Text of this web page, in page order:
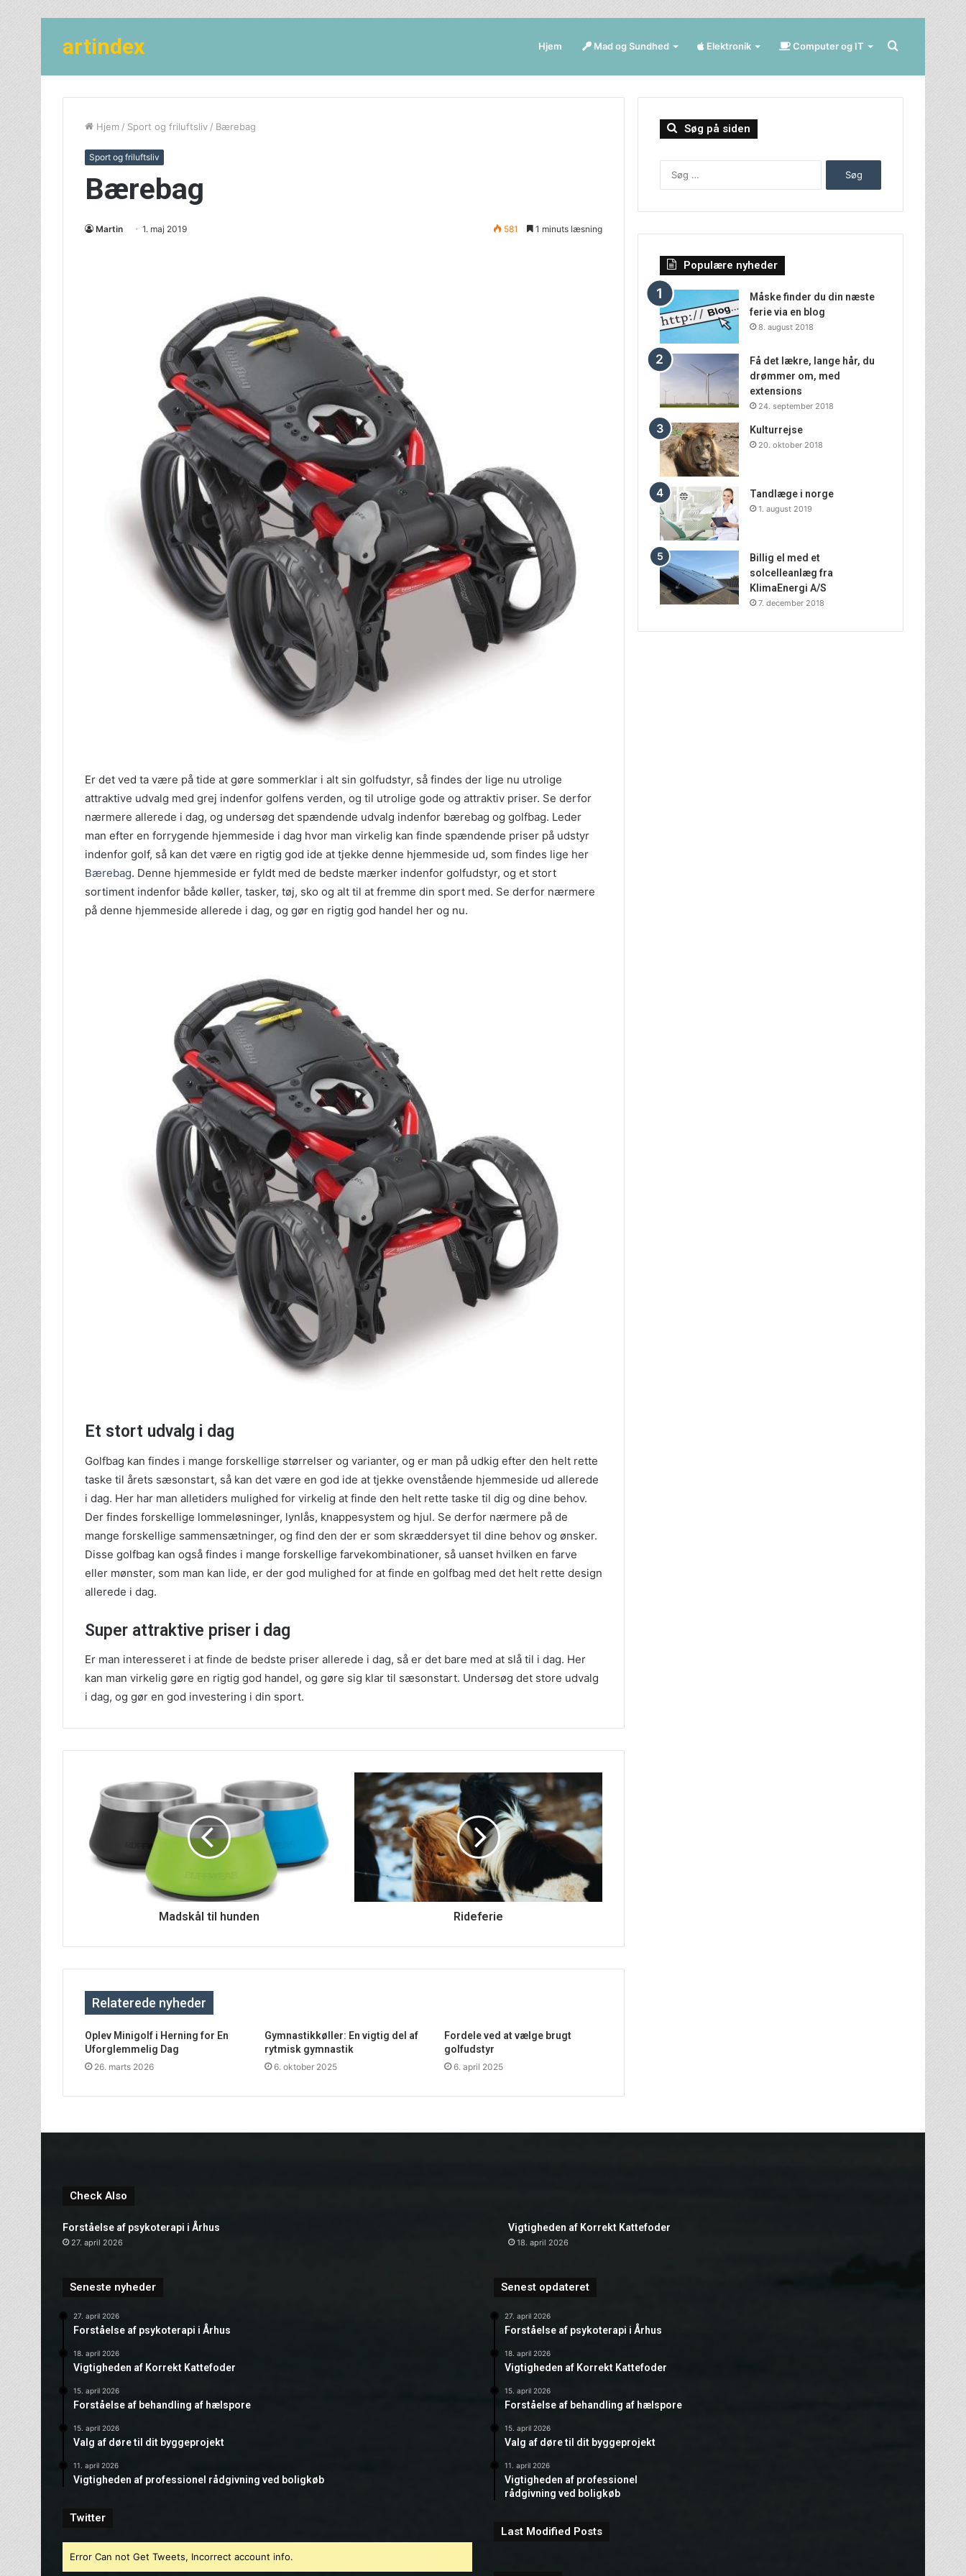
artindex Hjem Mad og Sundhed Elektronik Computer og IT Søg
efter
Hjem / Sport og friluftsliv / Bærebag
Sport og friluftsliv
Bærebag
Martin 1. maj 2019 581 1 minuts læsning
Er det ved ta være på tide at gøre sommerklar i alt sin golfudstyr, så findes der lige nu utrolige
attraktive udvalg med grej indenfor golfens verden, og til utrolige gode og attraktiv priser. Se derfor
nærmere allerede i dag, og undersøg det spændende udvalg indenfor bærebag og golfbag. Leder
man efter en forrygende hjemmeside i dag hvor man virkelig kan finde spændende priser på udstyr
indenfor golf, så kan det være en rigtig god ide at tjekke denne hjemmeside ud, som findes lige her
Bærebag. Denne hjemmeside er fyldt med de bedste mærker indenfor golfudstyr, og et stort
sortiment indenfor både køller, tasker, tøj, sko og alt til at fremme din sport med. Se derfor nærmere
på denne hjemmeside allerede i dag, og gør en rigtig god handel her og nu.
Et stort udvalg i dag
Golfbag kan findes i mange forskellige størrelser og varianter, og er man på udkig efter den helt rette
taske til årets sæsonstart, så kan det være en god ide at tjekke ovenstående hjemmeside ud allerede
i dag. Her har man alletiders mulighed for virkelig at finde den helt rette taske til dig og dine behov.
Der findes forskellige lommeløsninger, lynlås, knappesystem og hjul. Se derfor nærmere på de
mange forskellige sammensætninger, og find den der er som skræddersyet til dine behov og ønsker.
Disse golfbag kan også findes i mange forskellige farvekombinationer, så uanset hvilken en farve
eller mønster, som man kan lide, er der god mulighed for at finde en golfbag med det helt rette design
allerede i dag.
Super attraktive priser i dag
Er man interesseret i at finde de bedste priser allerede i dag, så er det bare med at slå til i dag. Her
kan man virkelig gøre en rigtig god handel, og gøre sig klar til sæsonstart. Undersøg det store udvalg
i dag, og gør en god investering i din sport.
Madskål til hunden Rideferie
Relaterede nyheder
Oplev Minigolf i Herning for En
Uforglemmelig Dag
26. marts 2026
Gymnastikkøller: En vigtig del af
rytmisk gymnastik
6. oktober 2025
Fordele ved at vælge brugt
golfudstyr
6. april 2025
Søg på siden
Populære nyheder
Måske finder du din næste
ferie via en blog
8. august 2018
Få det lækre, lange hår, du
drømmer om, med
extensions
24. september 2018
Kulturrejse
20. oktober 2018
Tandlæge i norge
1. august 2019
Billig el med et
solcelleanlæg fra
KlimaEnergi A/S
7. december 2018
Check Also
Forståelse af psykoterapi i Århus
27. april 2026
Vigtigheden af Korrekt Kattefoder
18. april 2026
Seneste nyheder
27. april 2026
Forståelse af psykoterapi i Århus
18. april 2026
Vigtigheden af Korrekt Kattefoder
15. april 2026
Forståelse af behandling af hælspore
15. april 2026
Valg af døre til dit byggeprojekt
11. april 2026
Vigtigheden af professionel rådgivning ved boligkøb
Twitter
Error Can not Get Tweets, Incorrect account info.
Senest opdateret
27. april 2026
Forståelse af psykoterapi i Århus
18. april 2026
Vigtigheden af Korrekt Kattefoder
15. april 2026
Forståelse af behandling af hælspore
15. april 2026
Valg af døre til dit byggeprojekt
11. april 2026
Vigtigheden af professionel
rådgivning ved boligkøb
Last Modified Posts